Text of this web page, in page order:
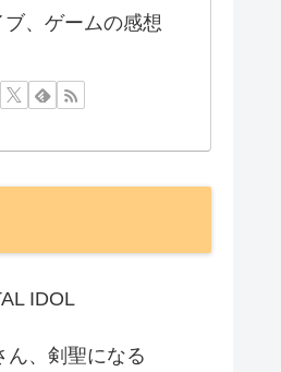
、ゲームの感想
IDOL
ん、剣聖になる